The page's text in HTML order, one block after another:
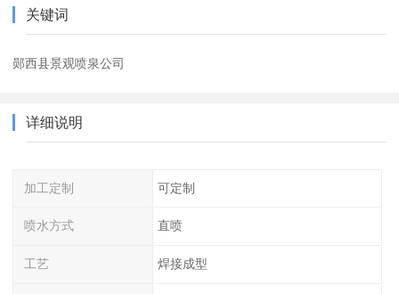
关键词
郧西县景观喷泉公司
详细说明
加工定制 可定制
喷水方式 直喷
工艺 焊接成型